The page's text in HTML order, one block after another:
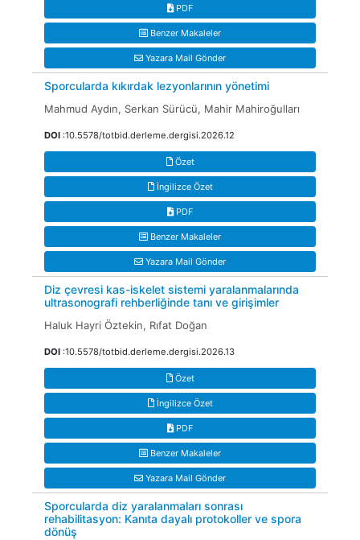
PDF
Benzer Makaleler
Yazara Mail Gönder
Sporcularda kıkırdak lezyonlarının yönetimi
Mahmud Aydın, Serkan Sürücü, Mahir Mahiroğulları
DOI :10.5578/totbid.derleme.dergisi.2026.12
Özet
İngilizce Özet
PDF
Benzer Makaleler
Yazara Mail Gönder
Diz çevresi kas-iskelet sistemi yaralanmalarında
ultrasonografi rehberliğinde tanı ve girişimler
Haluk Hayri Öztekin, Rıfat Doğan
DOI :10.5578/totbid.derleme.dergisi.2026.13
Özet
İngilizce Özet
PDF
Benzer Makaleler
Yazara Mail Gönder
Sporcularda diz yaralanmaları sonrası
rehabilitasyon: Kanıta dayalı protokoller ve spora
dönüş